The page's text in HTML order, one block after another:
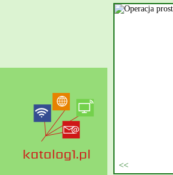
rzetelne układanie płytek
Rzeszów i dbamy o to,
gdy Twoja przestrzeń
przywracając ponownie